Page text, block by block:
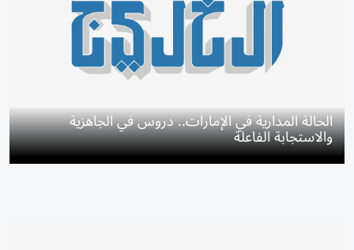
الحالة المدارية في الإمارات.. دروس في الجاهزية
والاستجابة الفاعلة